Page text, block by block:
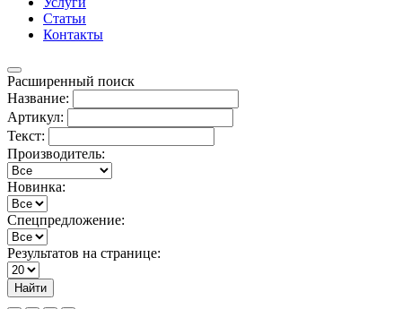
Статьи
Контакты
Расширенный поиск
Название:
Артикул:
Текст:
Производитель:
Новинка:
Спецпредложение:
Результатов на странице:
Найти